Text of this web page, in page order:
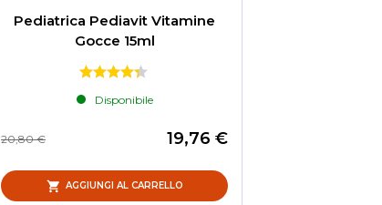
Pediatrica Pediavit Vitamine
Gocce 15ml
Disponibile
19,76 €
20,80 €
AGGIUNGI AL CARRELLO